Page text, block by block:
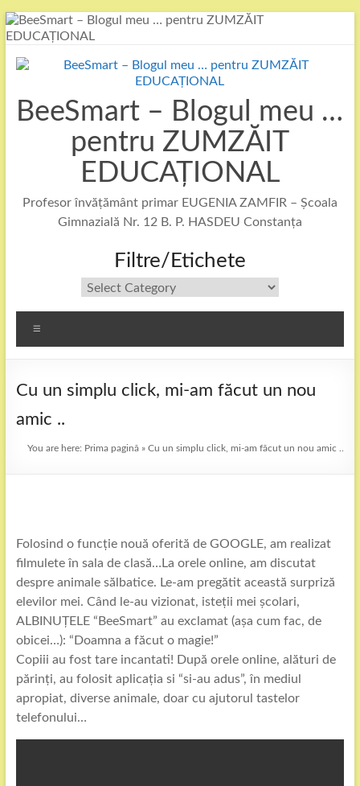
Skip
to
BeeSmart – Blogul meu …
pentru ZUMZĂIT
EDUCAȚIONAL
Profesor învățământ primar EUGENIA ZAMFIR – Școala
Gimnazială Nr. 12 B. P. HASDEU Constanța
Filtre/Etichete
Filtre/Etichete
Cu un simplu click, mi-am făcut un nou
amic ..
You are here: Prima pagină »Cu un simplu click, mi-am făcut un nou amic ..
Folosind o funcție nouă oferită de GOOGLE, am realizat
filmulete în sala de clasă…La orele online, am discutat
despre animale sălbatice. Le-am pregătit această surpriză
elevilor mei. Când le-au vizionat, isteții mei școlari,
ALBINUȚELE “BeeSmart” au exclamat (așa cum fac, de
obicei…): “Doamna a făcut o magie!”
Copiii au fost tare incantati! După orele online, alături de
părinți, au folosit aplicația si “si-au adus”, în mediul
apropiat, diverse animale, doar cu ajutorul tastelor
telefonului…